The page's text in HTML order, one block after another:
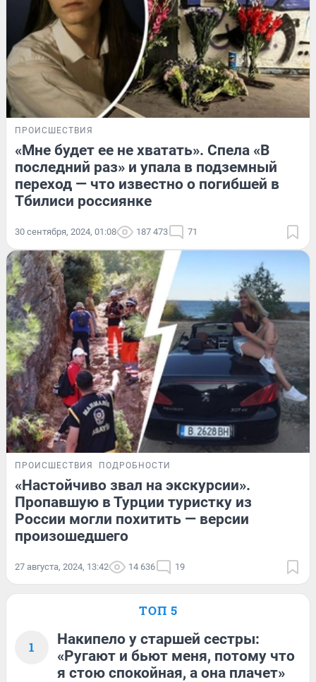
ПРОИСШЕСТВИЯ
«Мне будет ее не хватать». Спела «В
последний раз» и упала в подземный
переход — что известно о погибшей в
Тбилиси россиянке
30 сентября, 2024, 01:08 187 473 71
ПРОИСШЕСТВИЯ ПОДРОБНОСТИ
«Настойчиво звал на экскурсии».
Пропавшую в Турции туристку из
России могли похитить — версии
произошедшего
27 августа, 2024, 13:42 14 636 19
ТОП 5
1
Накипело у старшей сестры:
«Ругают и бьют меня, потому что
я стою спокойная, а она плачет»